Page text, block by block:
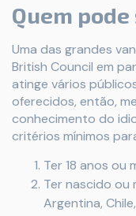
Quem
Uma das grandes
British Council em
atinge vários
oferecidos, então,
conhecimento do
critérios mínimos
Ter 18 anos ou
Ter nascido ou
Argentina,